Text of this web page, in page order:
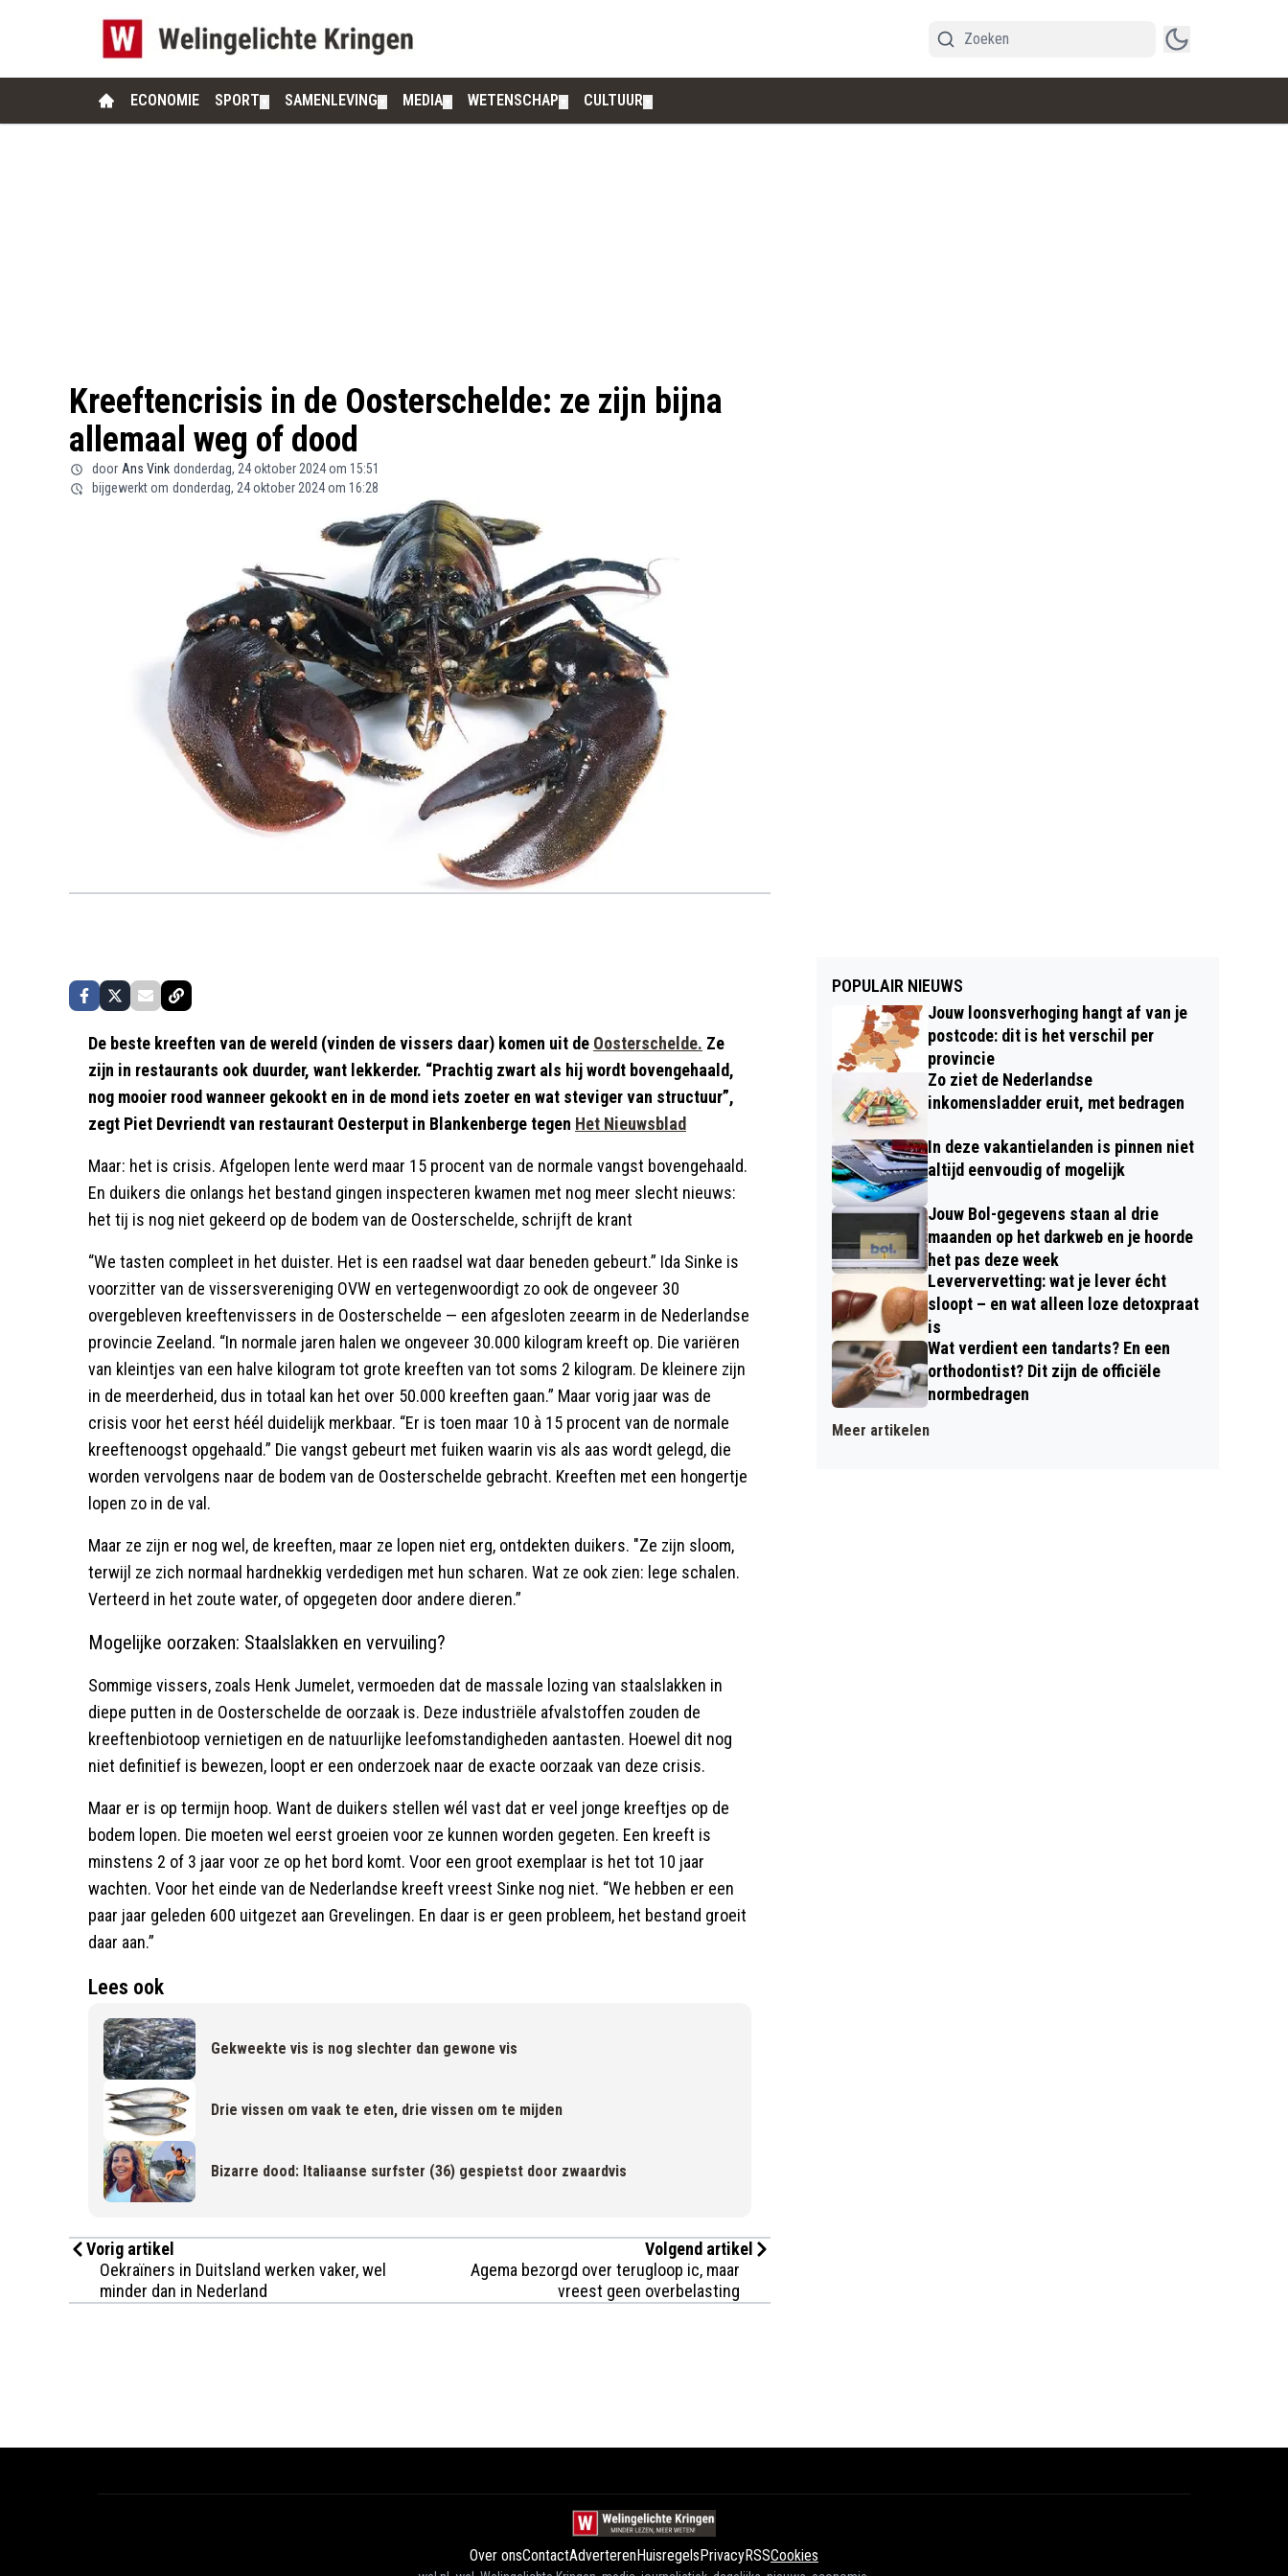
ECONOMIE SPORT SAMENLEVING MEDIA WETENSCHAP CULTUUR
Kreeftencrisis in de Oosterschelde: ze zijn bijna
allemaal weg of dood
door Ans Vink donderdag, 24 oktober 2024 om 15:51
bijgewerkt om donderdag, 24 oktober 2024 om 16:28
De beste kreeften van de wereld (vinden de vissers daar) komen uit de Oosterschelde. Ze
zijn in restaurants ook duurder, want lekkerder. “Prachtig zwart als hij wordt bovengehaald,
nog mooier rood wanneer gekookt en in de mond iets zoeter en wat steviger van structuur”,
zegt Piet Devriendt van restaurant Oesterput in Blankenberge tegen Het Nieuwsblad
Maar: het is crisis. Afgelopen lente werd maar 15 procent van de normale vangst bovengehaald.
En duikers die onlangs het bestand gingen inspecteren kwamen met nog meer slecht nieuws:
het tij is nog niet gekeerd op de bodem van de Oosterschelde, schrijft de krant
“We tasten compleet in het duister. Het is een raadsel wat daar beneden gebeurt.” Ida Sinke is
voorzitter van de vissersvereniging OVW en vertegenwoordigt zo ook de ongeveer 30
overgebleven kreeftenvissers in de Oosterschelde — een afgesloten zeearm in de Nederlandse
provincie Zeeland. “In normale jaren halen we ongeveer 30.000 kilogram kreeft op. Die variëren
van kleintjes van een halve kilogram tot grote kreeften van tot soms 2 kilogram. De kleinere zijn
in de meerderheid, dus in totaal kan het over 50.000 kreeften gaan.” Maar vorig jaar was de
crisis voor het eerst héél duidelijk merkbaar. “Er is toen maar 10 à 15 procent van de normale
kreeftenoogst opgehaald.” Die vangst gebeurt met fuiken waarin vis als aas wordt gelegd, die
worden vervolgens naar de bodem van de Oosterschelde gebracht. Kreeften met een hongertje
lopen zo in de val.
Maar ze zijn er nog wel, de kreeften, maar ze lopen niet erg, ontdekten duikers. "Ze zijn sloom,
terwijl ze zich normaal hardnekkig verdedigen met hun scharen. Wat ze ook zien: lege schalen.
Verteerd in het zoute water, of opgegeten door andere dieren.”
Mogelijke oorzaken: Staalslakken en vervuiling?
Sommige vissers, zoals Henk Jumelet, vermoeden dat de massale lozing van staalslakken in
diepe putten in de Oosterschelde de oorzaak is. Deze industriële afvalstoffen zouden de
kreeftenbiotoop vernietigen en de natuurlijke leefomstandigheden aantasten. Hoewel dit nog
niet definitief is bewezen, loopt er een onderzoek naar de exacte oorzaak van deze crisis.
Maar er is op termijn hoop. Want de duikers stellen wél vast dat er veel jonge kreeftjes op de
bodem lopen. Die moeten wel eerst groeien voor ze kunnen worden gegeten. Een kreeft is
minstens 2 of 3 jaar voor ze op het bord komt. Voor een groot exemplaar is het tot 10 jaar
wachten. Voor het einde van de Nederlandse kreeft vreest Sinke nog niet. “We hebben er een
paar jaar geleden 600 uitgezet aan Grevelingen. En daar is er geen probleem, het bestand groeit
daar aan.”
Lees ook
Gekweekte vis is nog slechter dan gewone vis
Drie vissen om vaak te eten, drie vissen om te mijden
Bizarre dood: Italiaanse surfster (36) gespietst door zwaardvis
Vorig artikel
Oekraïners in Duitsland werken vaker, wel
minder dan in Nederland
Volgend artikel
Agema bezorgd over terugloop ic, maar
vreest geen overbelasting
POPULAIR NIEUWS
Jouw loonsverhoging hangt af van je
postcode: dit is het verschil per
provincie
Zo ziet de Nederlandse
inkomensladder eruit, met bedragen
In deze vakantielanden is pinnen niet
altijd eenvoudig of mogelijk
Jouw Bol-gegevens staan al drie
maanden op het darkweb en je hoorde
het pas deze week
Leververvetting: wat je lever écht
sloopt – en wat alleen loze detoxpraat
is
Wat verdient een tandarts? En een
orthodontist? Dit zijn de officiële
normbedragen
Meer artikelen
Over onsContactAdverterenHuisregelsPrivacyRSSCookies